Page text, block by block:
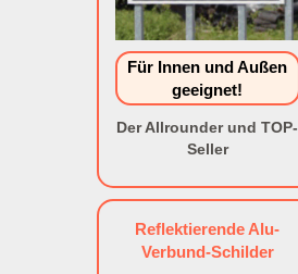
Für Innen und Außen
geeignet!
Der Allrounder und TOP-
Seller
Reflektierende Alu-
Verbund-Schilder